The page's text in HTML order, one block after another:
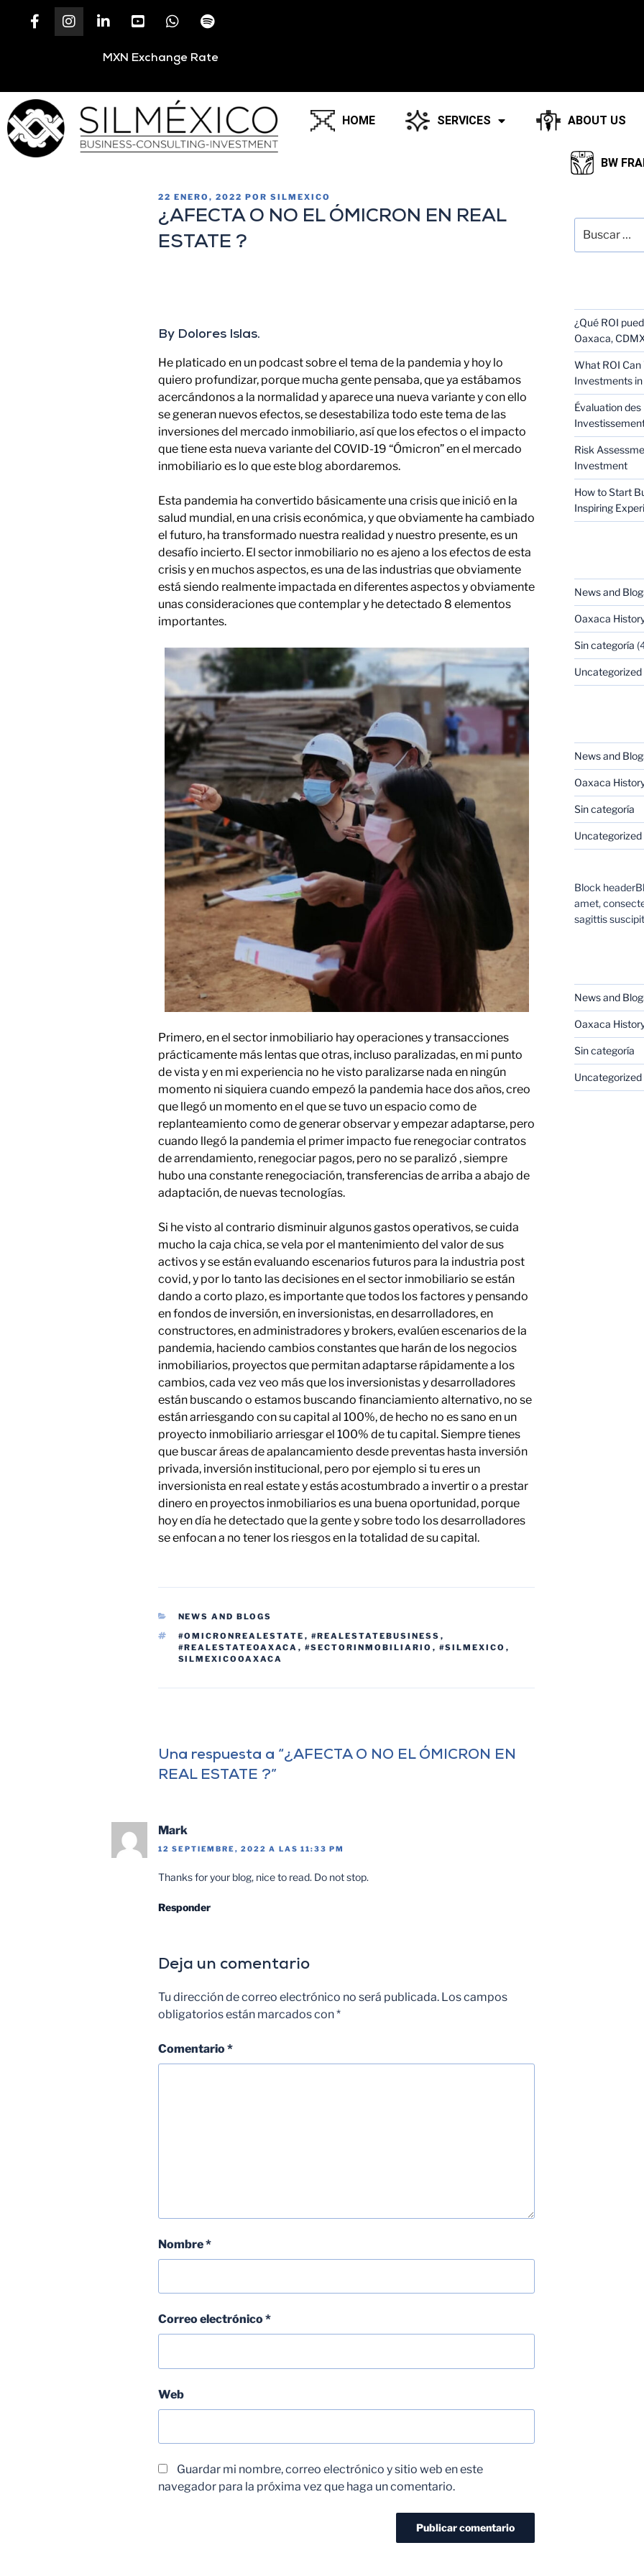
MXN Exchange Rate
HOME SERVICES ABOUT US
BW
22 ENERO, 2022 POR SILMEXICO
¿AFECTA O NO EL ÓMICRON EN REAL
ESTATE ?
By Dolores Islas.
He platicado en un podcast sobre el tema de la pandemia y hoy lo
quiero profundizar, porque mucha gente pensaba, que ya estábamos
acercándonos a la normalidad y aparece una nueva variante y con ello
se generan nuevos efectos, se desestabiliza todo este tema de las
inversiones del mercado inmobiliario, así que los efectos o el impacto
que tiene esta nueva variante del COVID-19 “Ómicron” en el mercado
inmobiliario es lo que este blog abordaremos.
Esta pandemia ha convertido básicamente una crisis que inició en la
salud mundial, en una crisis económica, y que obviamente ha cambiado
el futuro, ha transformado nuestra realidad y nuestro presente, es un
desafío incierto. El sector inmobiliario no es ajeno a los efectos de esta
crisis y en muchos aspectos, es una de las industrias que obviamente
está siendo realmente impactada en diferentes aspectos y obviamente
unas consideraciones que contemplar y he detectado 8 elementos
importantes.
Primero, en el sector inmobiliario hay operaciones y transacciones
prácticamente más lentas que otras, incluso paralizadas, en mi punto
de vista y en mi experiencia no he visto paralizarse nada en ningún
momento ni siquiera cuando empezó la pandemia hace dos años, creo
que llegó un momento en el que se tuvo un espacio como de
replanteamiento como de generar observar y empezar adaptarse, pero
cuando llegó la pandemia el primer impacto fue renegociar contratos
de arrendamiento, renegociar pagos, pero no se paralizó , siempre
hubo una constante renegociación, transferencias de arriba a abajo de
adaptación, de nuevas tecnologías.
Si he visto al contrario disminuir algunos gastos operativos, se cuida
mucho la caja chica, se vela por el mantenimiento del valor de sus
activos y se están evaluando escenarios futuros para la industria post
covid, y por lo tanto las decisiones en el sector inmobiliario se están
dando a corto plazo, es importante que todos los factores y pensando
en fondos de inversión, en inversionistas, en desarrolladores, en
constructores, en administradores y brokers, evalúen escenarios de la
pandemia, haciendo cambios constantes que harán de los negocios
inmobiliarios, proyectos que permitan adaptarse rápidamente a los
cambios, cada vez veo más que los inversionistas y desarrolladores
están buscando o estamos buscando financiamiento alternativo, no se
están arriesgando con su capital al 100%, de hecho no es sano en un
proyecto inmobiliario arriesgar el 100% de tu capital. Siempre tienes
que buscar áreas de apalancamiento desde preventas hasta inversión
privada, inversión institucional, pero por ejemplo si tu eres un
inversionista en real estate y estás acostumbrado a invertir o a prestar
dinero en proyectos inmobiliarios es una buena oportunidad, porque
hoy en día he detectado que la gente y sobre todo los desarrolladores
se enfocan a no tener los riesgos en la totalidad de su capital.
NEWS AND BLOGS
#OMICRONREALESTATE , #REALESTATEBUSINESS ,
#REALESTATEOAXACA , #SECTORINMOBILIARIO , #SILMEXICO ,
SILMEXICOOAXACA
Una respuesta a “¿AFECTA O NO EL ÓMICRON EN
REAL ESTATE ?”
Mark
12 SEPTIEMBRE, 2022 A LAS 11:33 PM
Thanks for your blog, nice to read. Do not stop.
Responder
Deja un comentario
Tu dirección de correo electrónico no será publicada. Los campos
obligatorios están marcados con*
Comentario*
Nombre*
Correo electrónico*
Web
Guardar mi nombre, correo electrónico y sitio web en este
navegador para la próxima vez que haga un comentario.
¿Qué ROI
Oaxaca,
What ROI
Investments
Évaluation des
Risk
Investment
How to Start
Inspiring
News and
Oaxaca
Sin categoría
Uncategorized
News and
Oaxaca
Sin categoría
Uncategorized
Block
amet,
sagittis
News and
Oaxaca
Sin categoría
Uncategorized